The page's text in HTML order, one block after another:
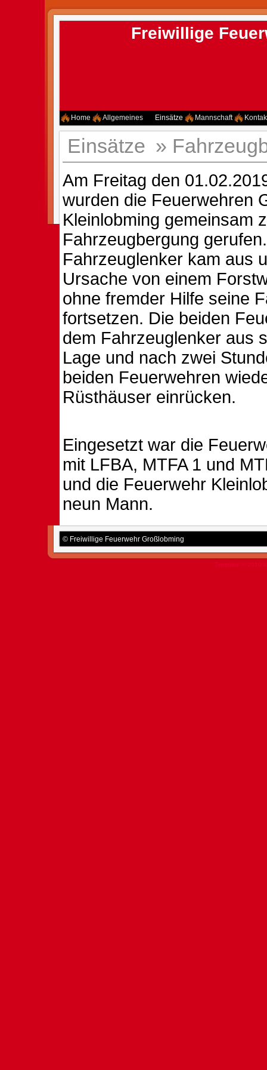
Freiwillige
Home Allgemeines Einsätze Mannschaft
Einsätze »
Am Freitag den
wurden die Feuerwehren
Kleinlobming gemeinsam
Fahrzeugbergung
Fahrzeuglenker kam aus
Ursache von einem
ohne fremder Hilfe seine
fortsetzen. Die beiden
dem Fahrzeuglenker aus
Lage und nach zwei
beiden Feuerwehren
Rüsthäuser einrücken.
Eingesetzt war die
mit LFBA, MTFA 1 und
und die Feuerwehr
neun Mann.
© Freiwillige Feuerwehr Großlobming